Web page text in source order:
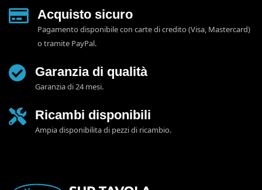
Acquisto sicuro
Pagamento disponibile con carte di credito (Visa, Mastercard)
o tramite PayPal.
Garanzia di qualità
Garanzia di 24 mesi.
Ricambi disponibili
Ampia disponibilita di pezzi di ricambio.